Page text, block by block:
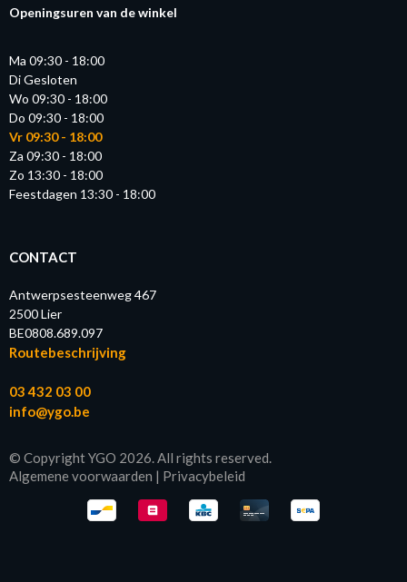
Openingsuren van de winkel
Ma 09:30 - 18:00
Di Gesloten
Wo 09:30 - 18:00
Do 09:30 - 18:00
Vr 09:30 - 18:00
Za 09:30 - 18:00
Zo 13:30 - 18:00
Feestdagen 13:30 - 18:00
CONTACT
Antwerpsesteenweg 467
2500 Lier
BE0808.689.097
Routebeschrijving
03 432 03 00
info@ygo.be
© Copyright YGO 2026. All rights reserved.
Algemene voorwaarden | Privacybeleid